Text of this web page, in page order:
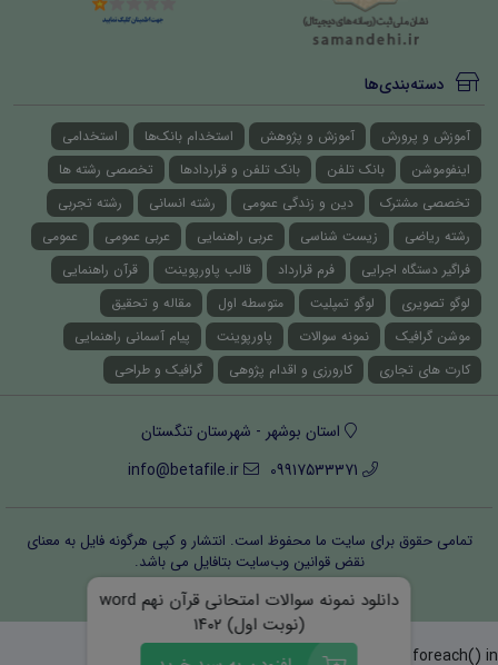
دسته‌بندی‌ها
آموزش و پرورش آموزش و پژوهش استخدام بانک‌ها
استخدامی
اینفوموشن
بانک تلفن بانک تلفن و قراردادها
تخصصی رشته ها
تخصصی مشترک
دین و زندگی عمومی رشته انسانی
رشته تجربی
رشته ریاضی
زیست شناسی عربی راهنمایی عربی عمومی
عمومی
فراگیر دستگاه اجرایی
فرم قرارداد قالب پاورپوینت
قرآن راهنمایی
لوگو تصویری
لوگو تمپلیت متوسطه اول
مقاله و تحقیق
موشن گرافیک
نمونه سوالات پاورپوینت
پیام آسمانی راهنمایی
کارت های تجاری
کارورزی و اقدام پژوهی گرافیک و طراحی
استان بوشهر - شهرستان تنگستان
09917533371
info@betafile.ir
تمامی حقوق برای سایت ما محفوظ است. انتشار و کپی هرگونه فایل‌ به معنای
نقض قوانین وب‌سایت بتافایل می باشد.
قوانین و مقررات درباره ما تماس با ما
Warning : Invalid argument supplied for foreach() in
دانلود نمونه سوالات امتحانی قرآن نهم word
(نوبت اول) ۱۴۰۲